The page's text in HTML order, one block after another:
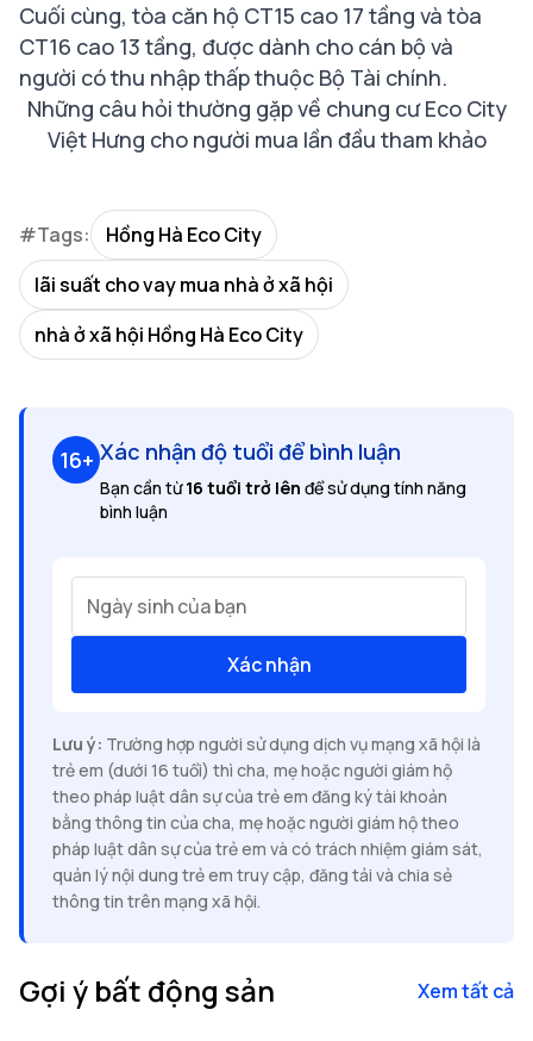
Cuối cùng, tòa căn hộ CT15 cao 17 tầng và tòa
CT16 cao 13 tầng, được dành cho cán bộ và
người có thu nhập thấp thuộc Bộ Tài chính.
Những câu hỏi thường gặp về chung cư Eco City
Việt Hưng cho người mua lần đầu tham khảo
#Tags:
Hồng Hà Eco City
lãi suất cho vay mua nhà ở xã hội
nhà ở xã hội Hồng Hà Eco City
16+ Xác nhận độ tuổi để bình luận
Bạn cần từ16 tuổi trở lên để sử dụng tính năng
bình luận
Ngày sinh của bạn
Xác nhận
Lưu ý: Trường hợp người sử dụng dịch vụ mạng xã hội là
trẻ em (dưới 16 tuổi) thì cha, mẹ hoặc người giám hộ
theo pháp luật dân sự của trẻ em đăng ký tài khoản
bằng thông tin của cha, mẹ hoặc người giám hộ theo
pháp luật dân sự của trẻ em và có trách nhiệm giám sát,
quản lý nội dung trẻ em truy cập, đăng tải và chia sẻ
thông tin trên mạng xã hội.
Gợi ý bất động sản Xem tất cả